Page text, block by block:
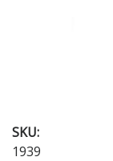
SKU:
1939